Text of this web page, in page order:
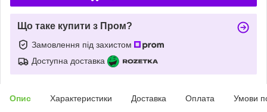
Що таке купити з Пром?
Замовлення під захистом
Доступна доставка
Опис Характеристики Доставка Оплата Умови